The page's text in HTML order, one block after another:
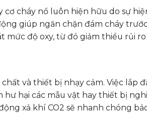
cơ cháy nổ luôn hiện hữu do sự
giúp ngăn chặn đám cháy
độ oxy, từ đó giảm thiểu rủi ro
và thiết bị nhạy cảm. Việc lắp
hại các mẫu vật hay thiết bị
xả khí CO2 sẽ nhanh chóng